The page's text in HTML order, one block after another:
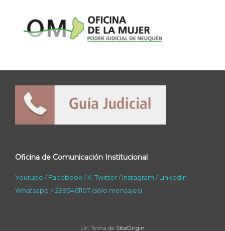
Oficina de Comunicación Institucional
Youtube /Facebook /X-Twitter/Instagram /LinkedIn
Whatsapp > 2995461107 (sólo mensajes)
Un Tema de SiteOrigin